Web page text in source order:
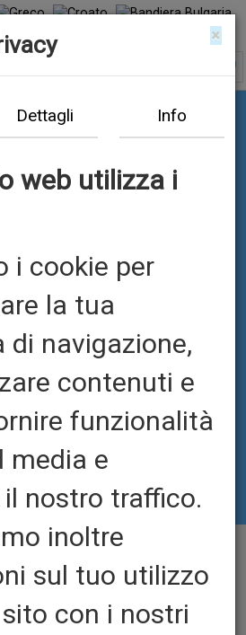
×
Dettagli Info
web utilizza i
i cookie per
la tua
di navigazione,
contenuti e
funzionalità
media e
nostro traffico.
inoltre
sul tuo utilizzo
con i nostri